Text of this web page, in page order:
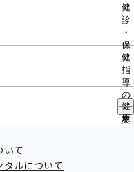
ュ
健
診
・
保
健
指
導
の
ご
案
健
康
いて
タルについて
。
ださい。
評議会 資料
鹿児島支部評議会議事